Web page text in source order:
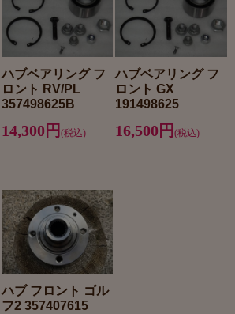
ハブベアリング フ
ロント RV/PL
357498625B
14,300円 (税込)
ハブベアリング フ
ロント GX
191498625
16,500円(税込)
ハブ フロント ゴル
フ2 357407615